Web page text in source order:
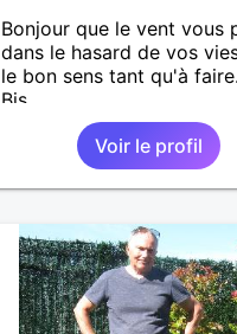
Bonjour que le vent vous
dans le hasard de vos
le bon sens tant qu'à
Bis.
Voir le profil